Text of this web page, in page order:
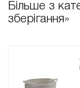
Більше з
зберігання»